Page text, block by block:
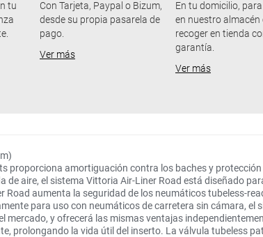
tu
Con Tarjeta, Paypal o Bizum,
desde su propia pasarela de
pago.
Ver más
En tu domicilio,
en nuestro almacén
recoger en tienda
garantía.
Ver más
proporciona amortiguación contra los baches y
de aire, el sistema Vittoria Air-Liner Road está diseñado
Road aumenta la seguridad de los neumáticos tubeless-
para uso con neumáticos de carretera sin cámara,
mercado, y ofrecerá las mismas ventajas
prolongando la vida útil del inserto. La válvula tubeless